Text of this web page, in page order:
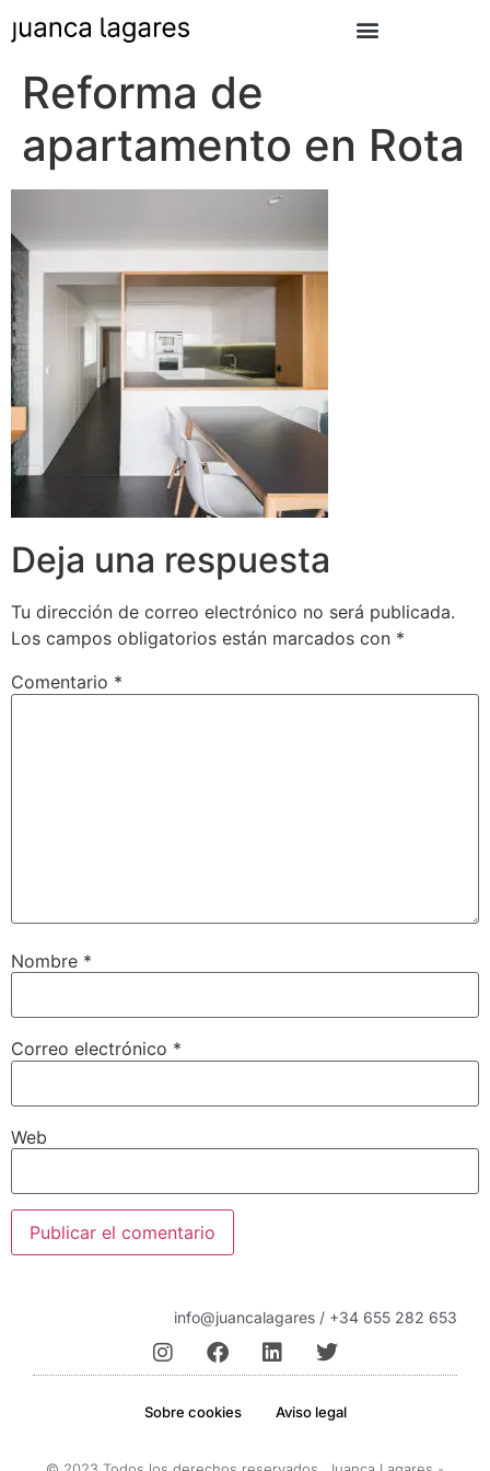
Reforma de
apartamento en Rota
Deja una respuesta
Tu dirección de correo electrónico no será publicada.
Los campos obligatorios están marcados con *
Comentario *
Nombre *
Correo electrónico *
Web
info@juancalagares / +34 655 282 653
Sobre cookies Aviso legal